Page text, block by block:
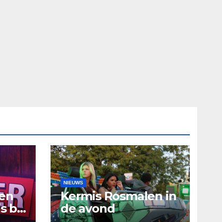
bij
NIEUWS
Kermis Rosmalen in
de avond